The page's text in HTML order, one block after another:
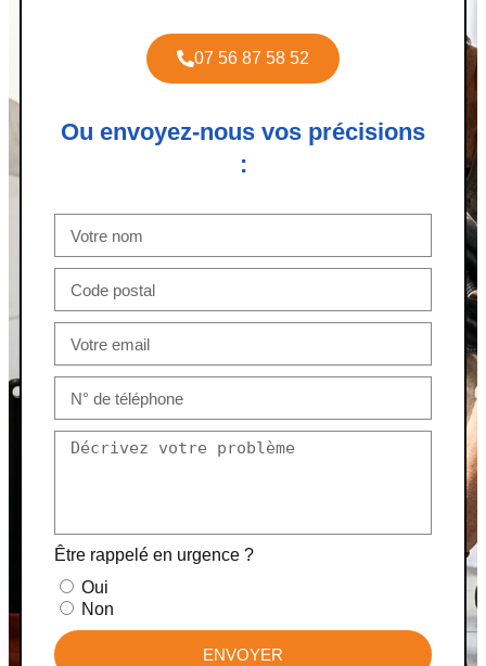
07 56 87 58 52
Ou envoyez-nous vos précisions
:
Être rappelé en urgence ?
Oui
Non
ENVOYER